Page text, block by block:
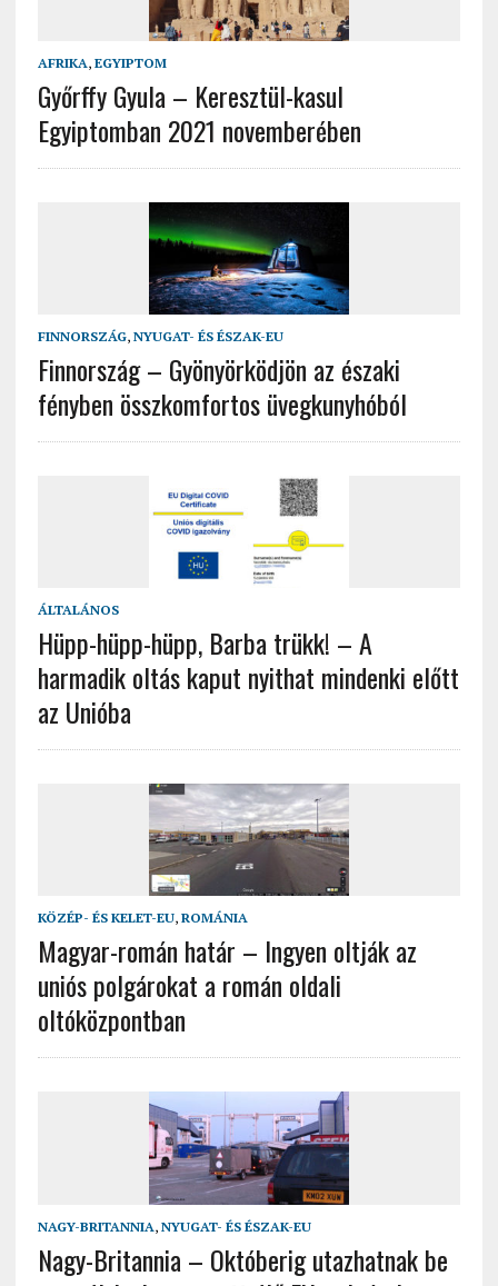
AFRIKA, EGYIPTOM
Győrffy Gyula – Keresztül-kasul
Egyiptomban 2021 novemberében
FINNORSZÁG, NYUGAT- ÉS ÉSZAK-EU
Finnország – Gyönyörködjön az északi
fényben összkomfortos üvegkunyhóból
ÁLTALÁNOS
Hüpp-hüpp-hüpp, Barba trükk! – A
harmadik oltás kaput nyithat mindenki előtt
az Unióba
KÖZÉP- ÉS KELET-EU, ROMÁNIA
Magyar-román határ – Ingyen oltják az
uniós polgárokat a román oldali
oltóközpontban
NAGY-BRITANNIA, NYUGAT- ÉS ÉSZAK-EU
Nagy-Britannia – Októberig utazhatnak be